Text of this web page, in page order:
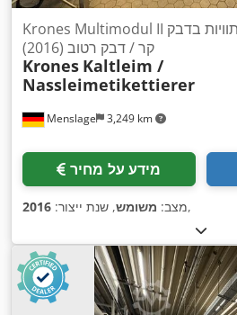
Menslage 3,249 km
Krones Multimodul II מדביק תוויות בדבק
קר / דבק רטוב (2016)
Krones Kaltleim /
Nassleimetikettierer
מידע על מחיר
מצב: משומש, שנת ייצור: 2016 ,